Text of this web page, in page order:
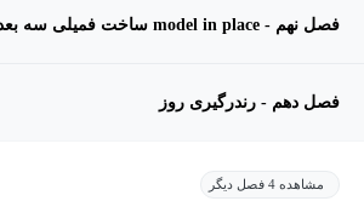
فصل نهم - model in place ساخت فمیلی سه بعدی
فصل دهم - رندرگیری روز
مشاهده 4 فصل دیگر